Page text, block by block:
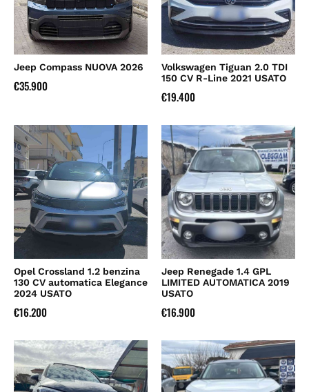
Jeep Compass NUOVA 2026
€35.900
Volkswagen Tiguan 2.0 TDI
150 CV R-Line 2021 USATO
€19.400
Opel Crossland 1.2 benzina
130 CV automatica Elegance
2024 USATO
€16.200
Jeep Renegade 1.4 GPL
LIMITED AUTOMATICA 2019
USATO
€16.900